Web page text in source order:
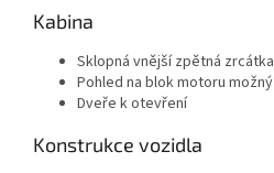
Kabina
Sklopná vnější zpětná zrcátka
Pohled na blok motoru možný
Dveře k otevření
Konstrukce vozidla